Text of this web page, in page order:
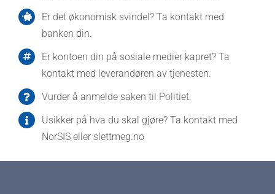
Er det økonomisk svindel? Ta kontakt med
banken din.
Er kontoen din på sosiale medier kapret? Ta
kontakt med leverandøren av tjenesten.
Vurder å anmelde saken til Politiet.
Usikker på hva du skal gjøre? Ta kontakt med
NorSIS eller slettmeg.no